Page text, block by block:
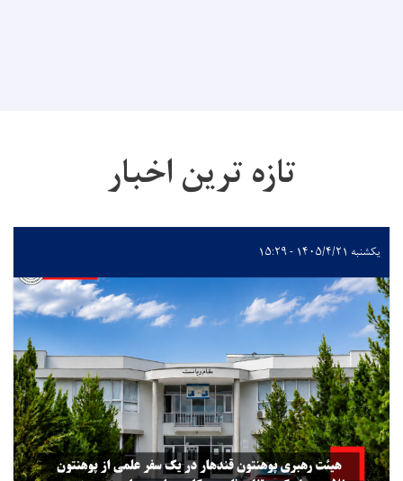
تازه ترین اخبار
یکشنبه ۱۴۰۵/۴/۲۱ - ۱۵:۲۹